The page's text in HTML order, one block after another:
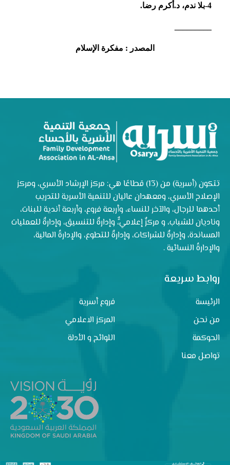
4-بلا ندم، د.أكرم رضا.
المصدر : مفكرة الإسلام
تتكون (أسرية) من (13) قطاعًا هي: مركز الإرشاد الأسري، ومركز
الإصلاح الأسري، ومعهدان عاليان للتنمية الأسرية للتدريب
أحدهما للرجال، والآخر للنساء، وأربعة فروع، وأربعة أندية للبنات،
وناديان للشباب، و مركزٌ إعلاميٌّ، وإدارةٌ للتنسيق، وإدارةٌ للعمليات
المساندة، وإدارةٌ للشراكات، وإدارةٌ للتطوع، والإدارةُ المالية،
والإدارةُ النسائية .
روابط سريعة
الرئيسة
فروع أسرية
من نحن
المركز الاعلامي
الحوكمة
اللوائح و الأدلة
تواصل معنا